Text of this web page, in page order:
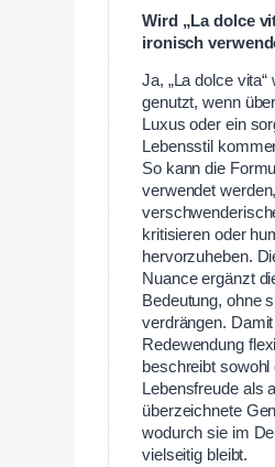
Wird „La dolce
ironisch
Ja, „La dolce
genutzt, wenn
Luxus oder ein
Lebensstil
So kann die
verwendet
kritisieren oder
hervorzuheben.
Nuance ergänzt
Bedeutung, ohne
verdrängen.
Redewendung
beschreibt sowohl
Lebensfreude als
überzeichnete
wodurch sie im
vielseitig bleibt.